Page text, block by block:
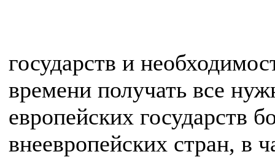
государств и
времени получать все
европейских государств
внеевропейских стран, в